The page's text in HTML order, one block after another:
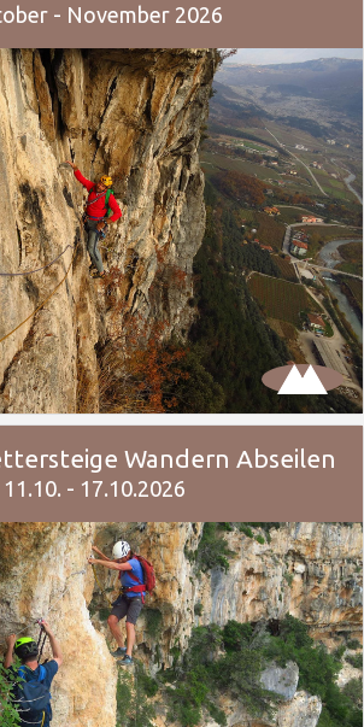
- November 2026
Wandern Abseilen
11.10. - 17.10.2026